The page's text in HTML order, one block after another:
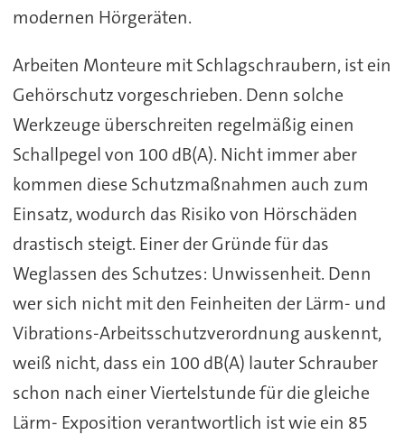
modernen Hörgeräten.
Arbeiten Monteure mit Schlagschraubern, ist ein
Gehörschutz vorgeschrieben. Denn solche
Werkzeuge überschreiten regelmäßig einen
Schallpegel von 100 dB(A). Nicht immer aber
kommen diese Schutzmaßnahmen auch zum
Einsatz, wodurch das Risiko von Hörschäden
drastisch steigt. Einer der Gründe für das
Weglassen des Schutzes: Unwissenheit. Denn
wer sich nicht mit den Feinheiten der Lärm- und
Vibrations-Arbeitsschutzverordnung auskennt,
weiß nicht, dass ein 100 dB(A) lauter Schrauber
schon nach einer Viertelstunde für die gleiche
Lärm- Exposition verantwortlich ist wie ein 85